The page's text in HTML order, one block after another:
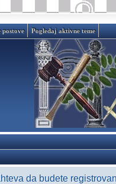
postove Pogledaj aktivne teme
da budete